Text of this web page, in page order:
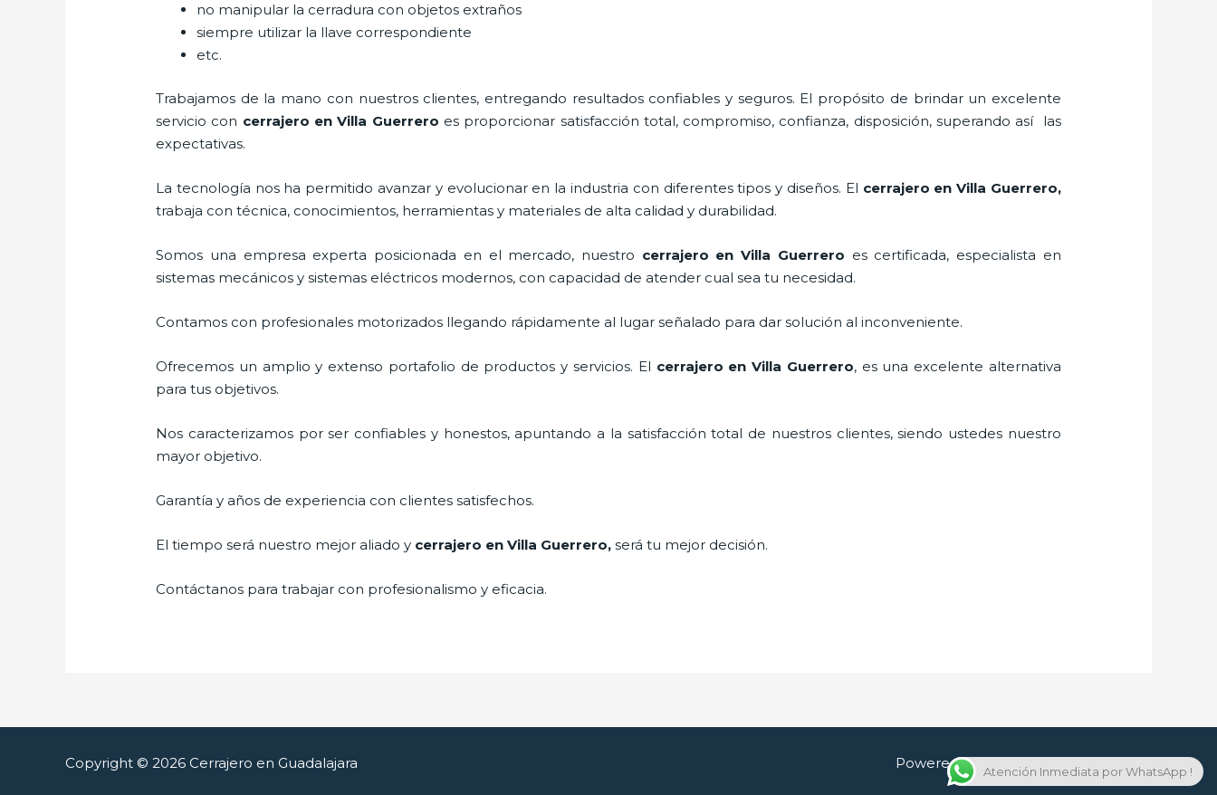
no manipular la cerradura con objetos extraños
siempre utilizar la llave correspondiente
etc.
Trabajamos de la mano con nuestros clientes, entregando resultados confiables y seguros. El propósito de brindar un excelente
servicio con cerrajero en Villa Guerrero es proporcionar satisfacción total, compromiso, confianza, disposición, superando así las
expectativas.
La tecnología nos ha permitido avanzar y evolucionar en la industria con diferentes tipos y diseños. El cerrajero en Villa Guerrero,
trabaja con técnica, conocimientos, herramientas y materiales de alta calidad y durabilidad.
Somos una empresa experta posicionada en el mercado, nuestro cerrajero en Villa Guerrero es certificada, especialista en
sistemas mecánicos y sistemas eléctricos modernos, con capacidad de atender cual sea tu necesidad.
Contamos con profesionales motorizados llegando rápidamente al lugar señalado para dar solución al inconveniente.
Ofrecemos un amplio y extenso portafolio de productos y servicios. El cerrajero en Villa Guerrero, es una excelente alternativa
para tus objetivos.
Nos caracterizamos por ser confiables y honestos, apuntando a la satisfacción total de nuestros clientes, siendo ustedes nuestro
mayor objetivo.
Garantía y años de experiencia con clientes satisfechos.
El tiempo será nuestro mejor aliado y cerrajero en Villa Guerrero,será tu mejor decisión.
Contáctanos para trabajar con profesionalismo y eficacia.
Copyright © 2026 Cerrajero en Guadalajara Powered by Cerrajero en Guadalajara
Atención Inmediata por WhatsApp !